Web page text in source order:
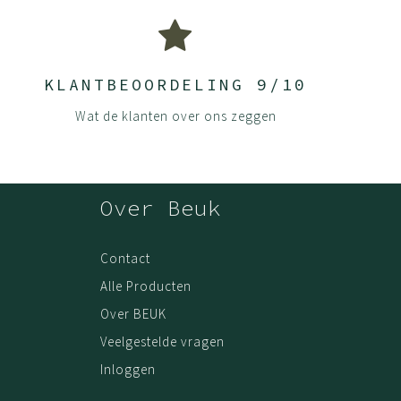
o.a. ziekenhuizen en gemeentehuizen, waar het product
met bijv. een borstel of wassen met 30 graden, dan zou
goed zowel het vuil als het vocht af van een voetzool.
wat mensen per dag langs.
Afspraak is afspraak, en geen poespas. Gewoon
deze matten intensief gebruiken; de kwaliteit blijft. De
KLANTBEOORDELING 9/10
Wat de klanten over ons zeggen
Over Beuk
Contact
Alle Producten
Over BEUK
Veelgestelde vragen
Inloggen